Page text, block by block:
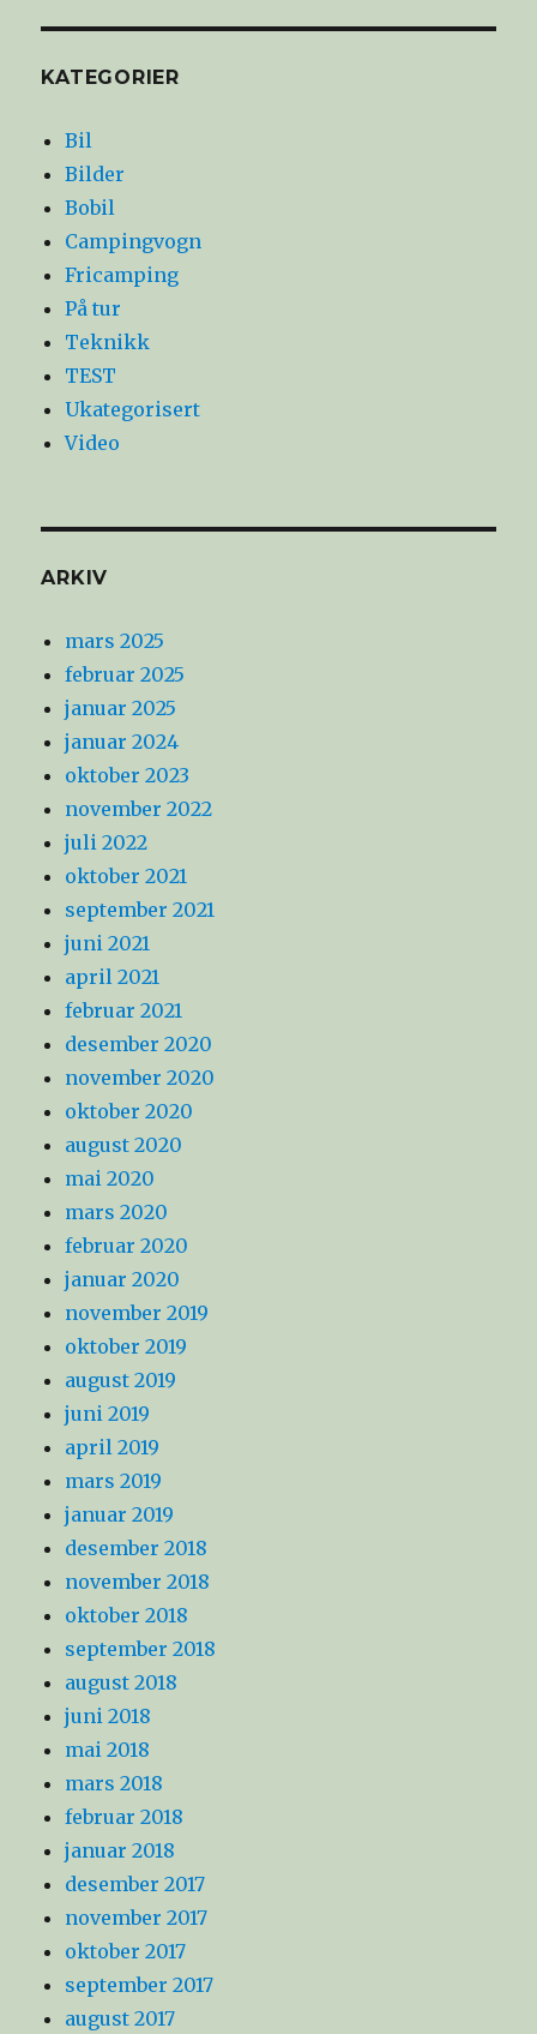
KATEGORIER
Bil
Bilder
Bobil
Campingvogn
Fricamping
På tur
Teknikk
TEST
Ukategorisert
Video
ARKIV
mars 2025
februar 2025
januar 2025
januar 2024
oktober 2023
november 2022
juli 2022
oktober 2021
september 2021
juni 2021
april 2021
februar 2021
desember 2020
november 2020
oktober 2020
august 2020
mai 2020
mars 2020
februar 2020
januar 2020
november 2019
oktober 2019
august 2019
juni 2019
april 2019
mars 2019
januar 2019
desember 2018
november 2018
oktober 2018
september 2018
august 2018
juni 2018
mai 2018
mars 2018
februar 2018
januar 2018
desember 2017
november 2017
oktober 2017
september 2017
august 2017